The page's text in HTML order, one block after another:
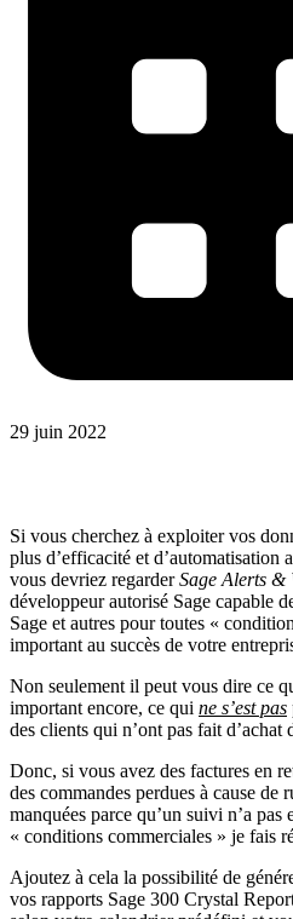
29 juin 2022
Si vous cherchez à exploiter vos
plus d’efficacité et d’automatisation
vous devriez regarderSage Alerts &
développeur autorisé Sage capable
Sage et autres pour toutes «
important au succès de votre
Non seulement il peut vous dire ce
important encore, ce qui ne s’est pas
des clients qui n’ont pas fait d’achat
Donc, si vous avez des factures en
des commandes perdues à cause de
manquées parce qu’un suivi n’a
« conditions commerciales » je fais
Ajoutez à cela la possibilité de
vos rapports Sage 300 Crystal